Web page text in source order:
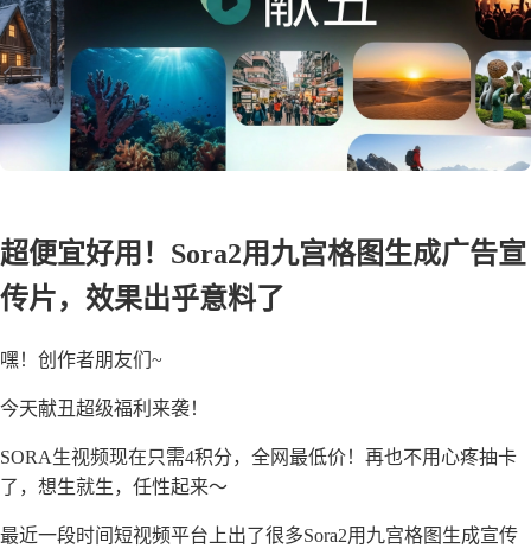
超便宜好用！Sora2用九宫格图生成广告宣
传片，效果出乎意料了
嘿！创作者朋友们~
今天献丑超级福利来袭！
SORA生视频现在只需4积分，全网最低价！再也不用心疼抽卡
了，想生就生，任性起来～
最近一段时间短视频平台上出了很多Sora2用九宫格图生成宣传